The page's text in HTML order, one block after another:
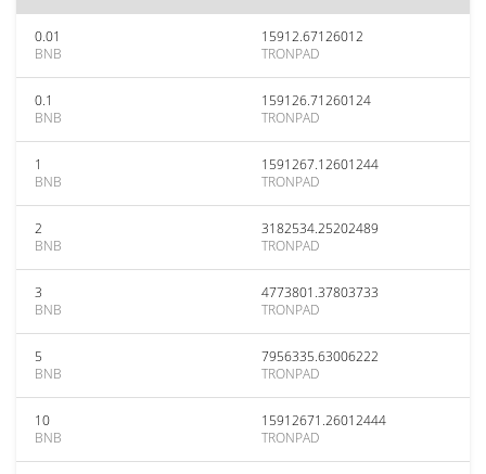
0.01
BNB
15912.67126012
TRONPAD
0.1
BNB
159126.71260124
TRONPAD
1
BNB
1591267.12601244
TRONPAD
2
BNB
3182534.25202489
TRONPAD
3
BNB
4773801.37803733
TRONPAD
5
BNB
7956335.63006222
TRONPAD
10
BNB
15912671.26012444
TRONPAD